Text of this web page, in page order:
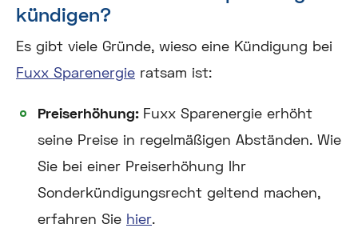
kündigen?
Es gibt viele Gründe, wieso eine Kündigung bei
Fuxx Sparenergie ratsam ist:
Preiserhöhung: Fuxx Sparenergie erhöht
seine Preise in regelmäßigen Abständen. Wie
Sie bei einer Preiserhöhung Ihr
Sonderkündigungsrecht geltend machen,
erfahren Sie hier.